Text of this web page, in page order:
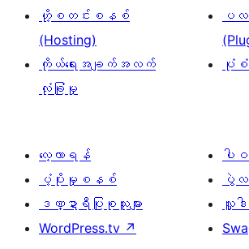
ဟို့စတင်းစနစ်
(Hosting)
ကိုယ်ရေးအချက်အလက်
လုံခြုံမှု
ပလ
ပုံစံ
လေ့လာရန်
ပံ့ပိုးမှုစနစ်
ဒဏ္ဍာရီပြုစုသူများ
WordPress.tv ↗
ပါ
ပွဲလ
လှူဒ